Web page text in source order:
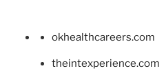
okhealthcareers.com
theintexperience.com